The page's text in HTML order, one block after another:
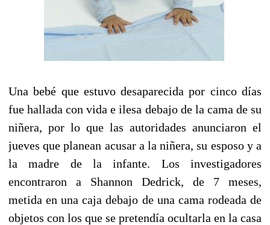
Una bebé que estuvo desaparecida por cinco días
fue hallada con vida e ilesa debajo de la cama de su
niñera, por lo que las autoridades anunciaron el
jueves que planean acusar a la niñera, su esposo y a
la madre de la infante. Los investigadores
encontraron a Shannon Dedrick, de 7 meses,
metida en una caja debajo de una cama rodeada de
objetos con los que se pretendía ocultarla en la casa